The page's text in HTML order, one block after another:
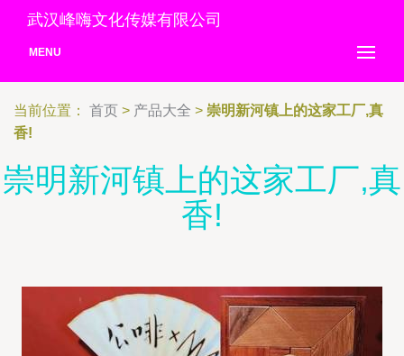
武汉峰嗨文化传媒有限公司
MENU
当前位置： 首页 > 产品大全 > 崇明新河镇上的这家工厂,真
香!
崇明新河镇上的这家工厂,真
香!